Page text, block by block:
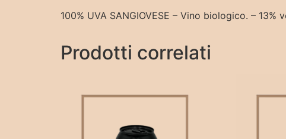
100% UVA SANGIOVESE – Vino biologico. – 13%
Prodotti correlati